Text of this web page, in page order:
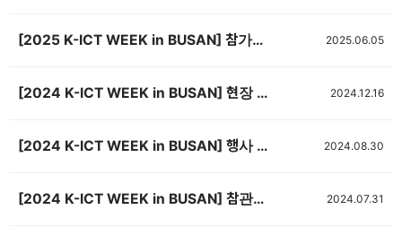
[2025 K-ICT WEEK in BUSAN] 참가업체 매뉴얼 2025.06.05
[2024 K-ICT WEEK in BUSAN] 현장 스케치 영상 2024.12.16
[2024 K-ICT WEEK in BUSAN] 행사 배치도 공개 2024.08.30
[2024 K-ICT WEEK in BUSAN] 참관객 사전등록 이벤트 2024.07.31